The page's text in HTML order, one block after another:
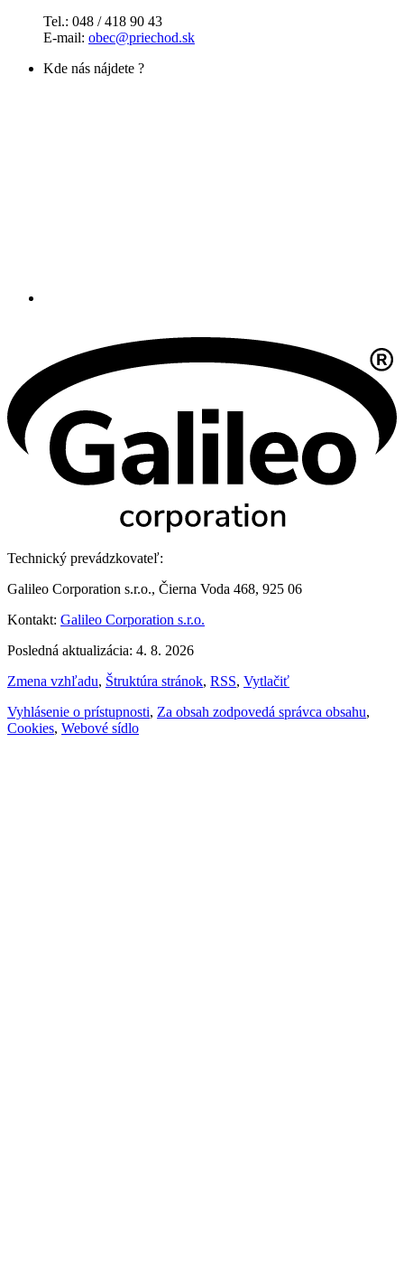
Tel.: 048 / 418 90 43
E-mail: obec@priechod.sk
Kde nás nájdete ?
Technický prevádzkovateľ:
Galileo Corporation s.r.o., Čierna Voda 468, 925 06
Kontakt: Galileo Corporation s.r.o.
Posledná aktualizácia: 4. 8. 2026
Zmena vzhľadu, Štruktúra stránok, RSS, Vytlačiť
Vyhlásenie o prístupnosti, Za obsah zodpovedá správca obsahu,
Cookies, Webové sídlo